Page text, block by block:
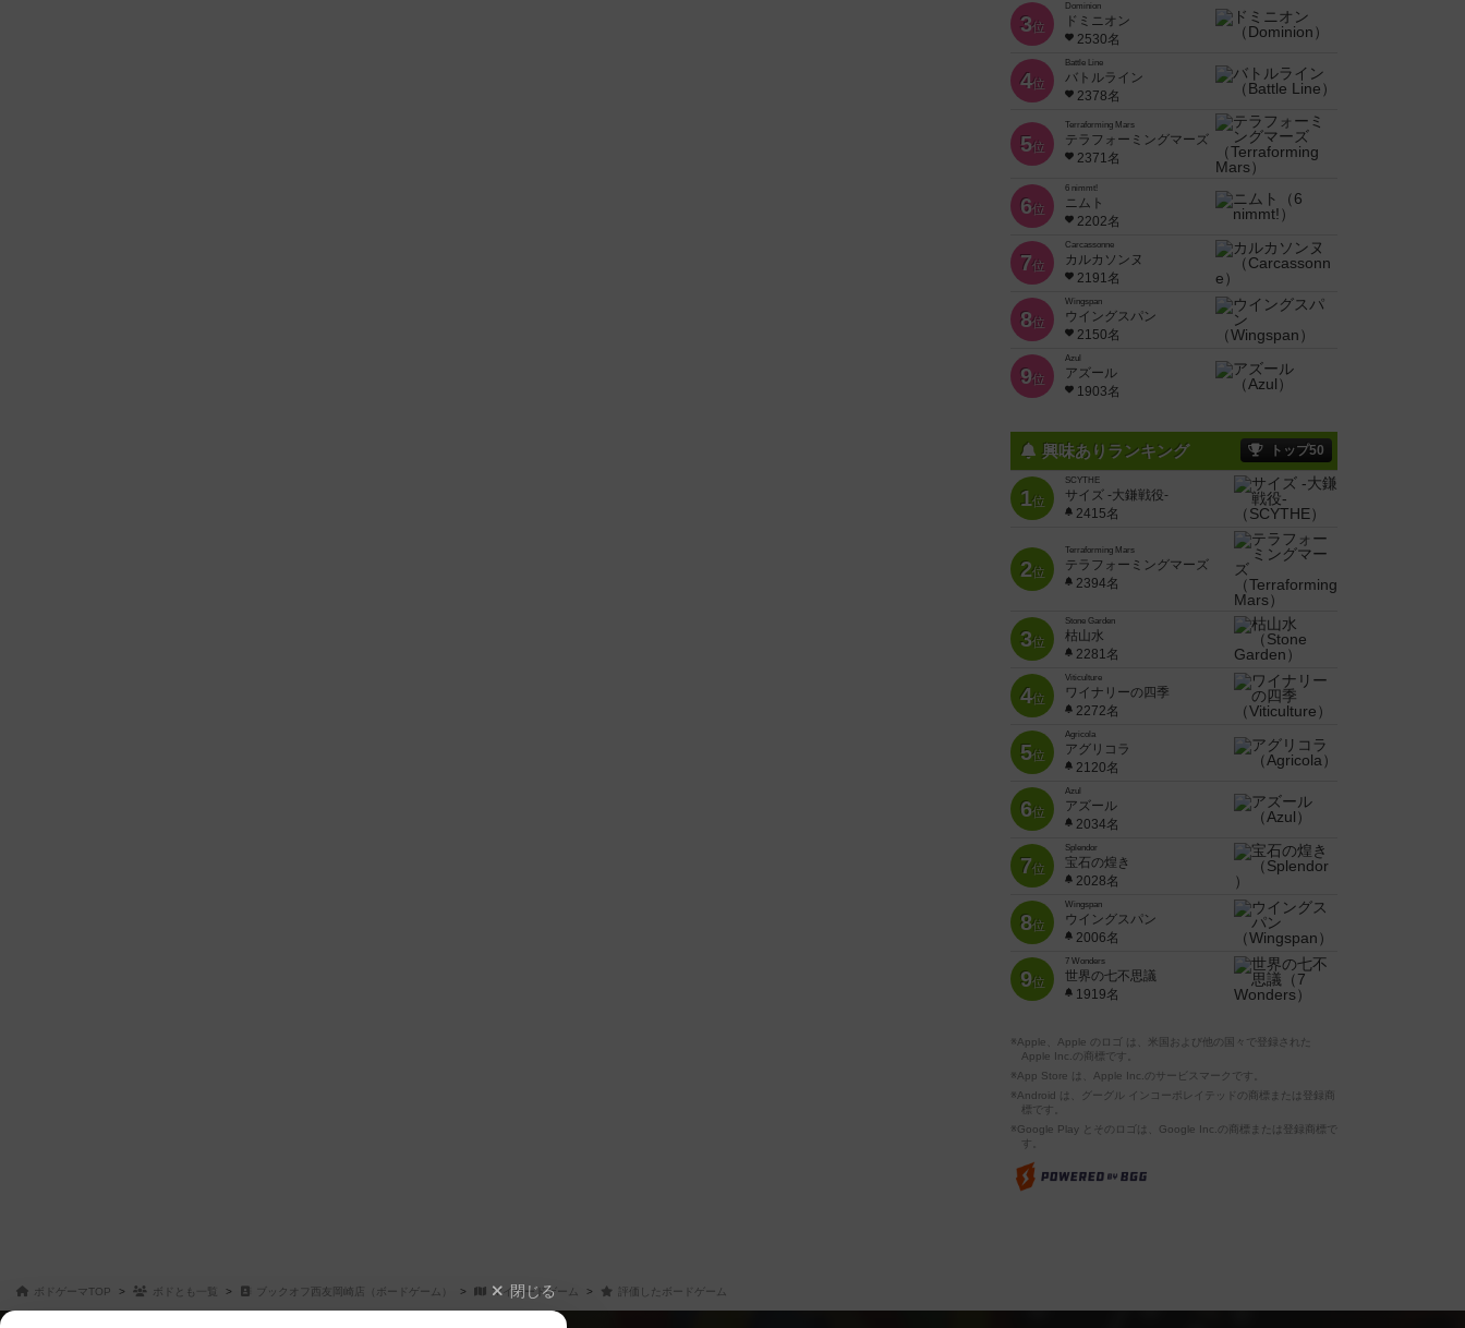
3位
Dominion
ドミニオン
2530名
4位
Battle Line
バトルライン
2378名
5位
Terraforming Mars
テラフォーミングマーズ
2371名
6位
6 nimmt!
ニムト
2202名
7位
Carcassonne
カルカソンヌ
2191名
8位
Wingspan
ウイングスパン
2150名
9位
Azul
アズール
1903名
興味ありランキング トップ50
1位
SCYTHE
サイズ -大鎌戦役-
2415名
2位
Terraforming Mars
テラフォーミングマーズ
2394名
3位
Stone Garden
枯山水
2281名
4位
Viticulture
ワイナリーの四季
2272名
5位
Agricola
アグリコラ
2120名
6位
Azul
アズール
2034名
7位
Splendor
宝石の煌き
2028名
8位
Wingspan
ウイングスパン
2006名
9位
7 Wonders
世界の七不思議
1919名
※Apple、Apple のロゴ は、米国および他の国々で登録された
Apple Inc.の商標です。
※App Store は、Apple Inc.のサービスマークです。
※Android は、グーグル インコーポレイテッドの商標または登録商
標です。
※Google Play とそのロゴは、Google Inc.の商標または登録商標で
す。
ボドゲーマTOP ボドとも一覧 ブックオフ西友岡崎店（ボードゲーム） マイボードゲーム 評価したボードゲーム
閉じる